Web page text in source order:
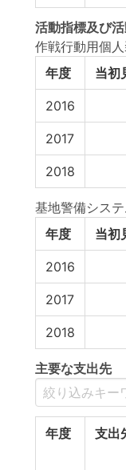
活動指標及び
作戦行動用個
年度
当初
2016
2017
2018
基地警備シス
年度
当初
2016
2017
2018
主要な支出先
年度 支出